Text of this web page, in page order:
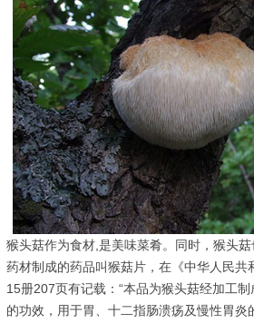
猴头菇作为食材,是美味菜肴。同时，猴头
药材制成的药品叫猴菇片，在《中华人民共
15册207页有记载：“本品为猴头菇经加工
的功效，用于胃、十二指肠溃疡及慢性胃炎